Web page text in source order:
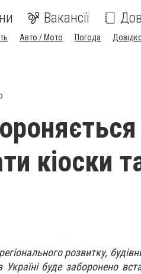
Вакансії
Авто / Мото Погода
кіоски
розвитку,
буде заборонено